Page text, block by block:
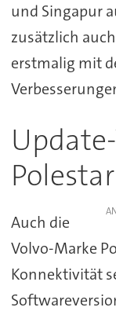
und Singapur
zusätzlich
erstmalig mit
Polestar
Auch die
Volvo-Marke
Konnektivität